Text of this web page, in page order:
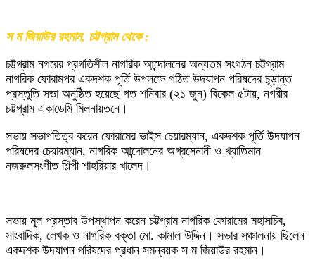
স ম জিয়াউর রহমান, চট্টগ্রাম থেকে :
চট্টগ্রাম নগরের প্রগতিশীল নাগরিক আন্দোলনের অন্যতম সংগঠন চট্টগ্রাম
নাগরিক ফোরামপর একদশক পূর্তি উপলক্ষে গঠিত উদযাপন পরিষদের চূড়ান্ত
প্রস্তুতি সভা অনুষ্ঠিত হয়েছে গত শনিবার (২১ জুন) বিকেল ৫টায়, নগরীর
চট্টগ্রাম একাডেমি মিলনায়তনে।
সভায় সভাপতিত্ব করেন ফোরামের ভাইস চেয়ারম্যান, একদশক পূর্তি উদযাপন
পরিষদের চেয়ারম্যান, নাগরিক আন্দোলনের অগ্রসেনানী ও খ্যাতিমান
নজরুলসংগীত শিল্পী শাহরিয়ার খালেদ।
সভায় মূল প্রস্তাব উপস্থাপন করেন চট্টগ্রাম নাগরিক ফোরামের মহাসচিব,
সাংবাদিক, লেখক ও নাগরিক বক্তা মো. কামাল উদ্দিন। সভার সঞ্চালনায় ছিলেন
একদশক উদযাপন পরিষদের প্রধান সমন্বয়ক স ম জিয়াউর রহমান।